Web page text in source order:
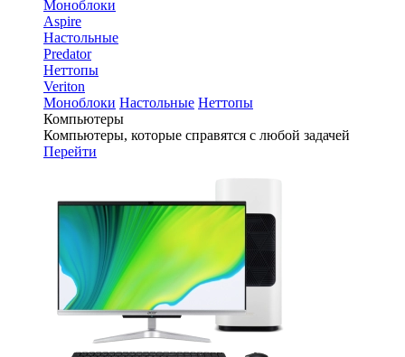
Моноблоки
Aspire
Настольные
Predator
Неттопы
Veriton
Моноблоки Настольные Неттопы
Компьютеры
Компьютеры, которые справятся с любой задачей
Перейти